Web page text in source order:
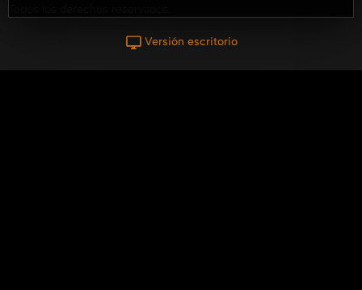
Versión escritorio